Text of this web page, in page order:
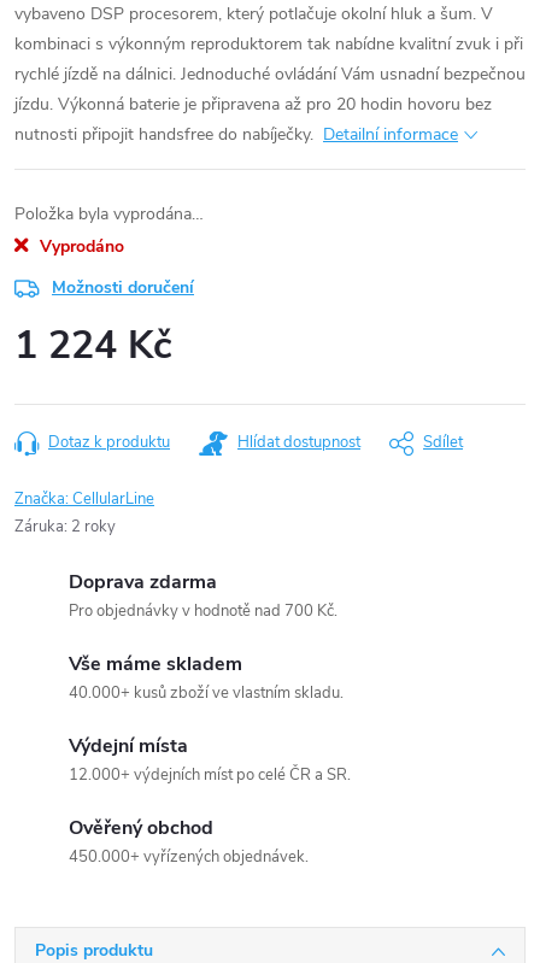
vybaveno DSP procesorem, který potlačuje okolní hluk a šum. V
kombinaci s výkonným reproduktorem tak nabídne kvalitní zvuk i při
rychlé jízdě na dálnici. Jednoduché ovládání Vám usnadní bezpečnou
jízdu. Výkonná baterie je připravena až pro 20 hodin hovoru bez
nutnosti připojit handsfree do nabíječky. Detailní informace
Položka byla vyprodána…
Vyprodáno
Možnosti doručení
1 224 Kč
cena:
Dotaz k produktu Hlídat dostupnost Sdílet
Značka:CellularLine
Záruka: 2 roky
Doprava zdarma
Pro objednávky v hodnotě nad 700 Kč.
Vše máme skladem
40.000+ kusů zboží ve vlastním skladu.
Výdejní místa
12.000+ výdejních míst po celé ČR a SR.
Ověřený obchod
450.000+ vyřízených objednávek.
Popis produktu